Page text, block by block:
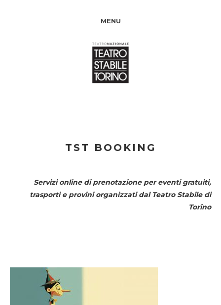
MENU
TST BOOKING
Servizi online di prenotazione per eventi gratuiti,
trasporti e provini organizzati dal Teatro Stabile di
Torino